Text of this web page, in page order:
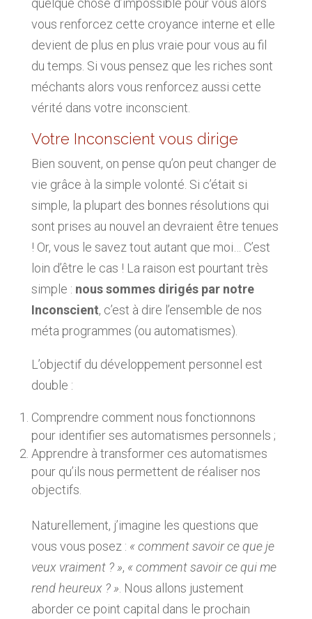
quelque chose d’impossible pour vous alors
vous renforcez cette croyance interne et elle
devient de plus en plus vraie pour vous au fil
du temps. Si vous pensez que les riches sont
méchants alors vous renforcez aussi cette
vérité dans votre inconscient.
Votre Inconscient vous dirige
Bien souvent, on pense qu’on peut changer de
vie grâce à la simple volonté. Si c’était si
simple, la plupart des bonnes résolutions qui
sont prises au nouvel an devraient être tenues
! Or, vous le savez tout autant que moi… C’est
loin d’être le cas ! La raison est pourtant très
simple : nous sommes dirigés par notre
Inconscient, c’est à dire l’ensemble de nos
méta programmes (ou automatismes).
L’objectif du développement personnel est
double :
Comprendre comment nous fonctionnons
pour identifier ses automatismes personnels ;
Apprendre à transformer ces automatismes
pour qu’ils nous permettent de réaliser nos
objectifs.
Naturellement, j’imagine les questions que
vous vous posez : « comment savoir ce que je
veux vraiment ? », « comment savoir ce qui me
rend heureux ? ». Nous allons justement
aborder ce point capital dans le prochain